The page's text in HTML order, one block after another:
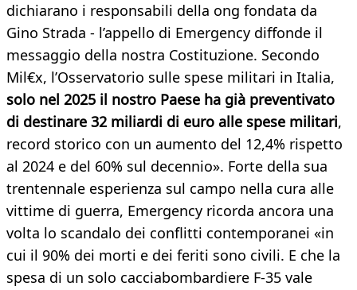
dichiarano i responsabili della ong fondata da
Gino Strada - l’appello di Emergency diffonde il
messaggio della nostra Costituzione. Secondo
Mil€x, l’Osservatorio sulle spese militari in Italia,
solo nel 2025 il nostro Paese ha già preventivato
di destinare 32 miliardi di euro alle spese militari,
record storico con un aumento del 12,4% rispetto
al 2024 e del 60% sul decennio». Forte della sua
trentennale esperienza sul campo nella cura alle
vittime di guerra, Emergency ricorda ancora una
volta lo scandalo dei conflitti contemporanei «in
cui il 90% dei morti e dei feriti sono civili. E che la
spesa di un solo cacciabombardiere F-35 vale